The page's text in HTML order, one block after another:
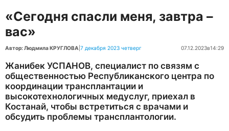
«Сегодня спасли меня, завтра –
вас»
Автор: Людмила КРУГЛОВА 7 декабря 2023 четверг 07.12.2023в14:29
Жанибек УСПАНОВ, специалист по связям с
общественностью Республиканского центра по
координации трансплантации и
высокотехнологичных медуслуг, приехал в
Костанай, чтобы встретиться с врачами и
обсудить проблемы трансплантологии.